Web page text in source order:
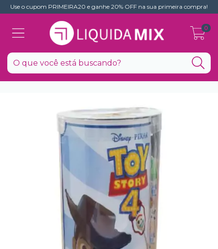
Use o cupom PRIMEIRA20 e ganhe 20% OFF na sua primeira compra!
0